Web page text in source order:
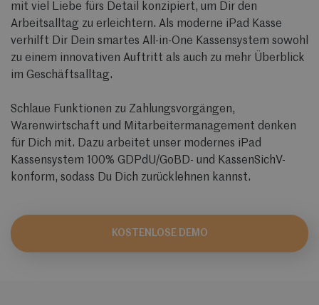
mit viel Liebe fürs Detail konzipiert, um Dir den
Arbeitsalltag zu erleichtern. Als moderne iPad Kasse
verhilft Dir Dein smartes All-in-One Kassensystem sowohl
zu einem innovativen Auftritt als auch zu mehr Überblick
im Geschäftsalltag.
Schlaue Funktionen zu Zahlungsvorgängen,
Warenwirtschaft und Mitarbeitermanagement denken
für Dich mit. Dazu arbeitet unser modernes iPad
Kassensystem 100% GDPdU/GoBD- und KassenSichV-
konform, sodass Du Dich zurücklehnen kannst.
KOSTENLOSE DEMO